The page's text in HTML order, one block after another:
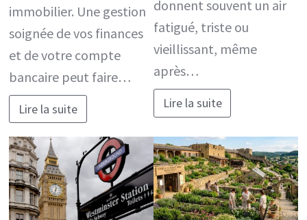
immobilier. Une gestion
soignée de vos finances
et de votre compte
bancaire peut faire…
Lire la suite
donnent souvent un air
fatigué, triste ou
vieillissant, même
après…
Lire la suite